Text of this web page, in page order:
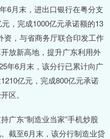
月末，进出口银行在粤分支
，完成1000亿元承诺额的13
资，与省商务厅联合印发工作
放新高地，提升广东利用外
年6月末，该分行已累计向广
亿元，完成800亿元承诺
区。
东“制造业当家”手机炒股
截至6月末，该分行制造业贷